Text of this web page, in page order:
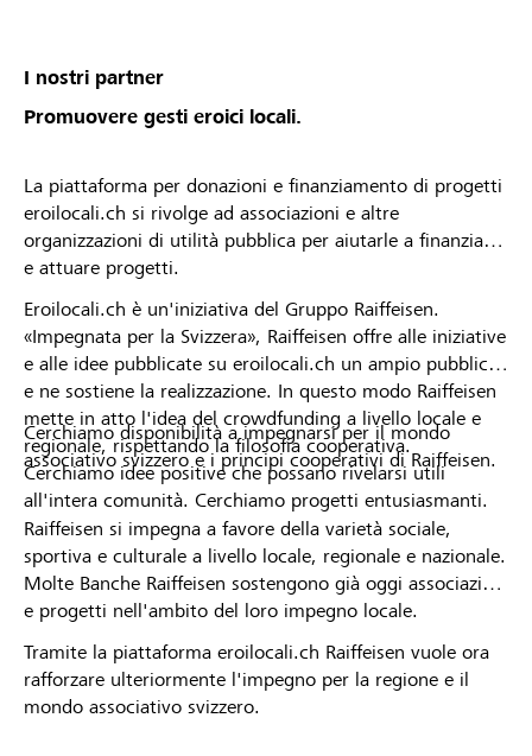
I nostri partner
Promuovere gesti eroici locali.
La piattaforma per donazioni e finanziamento di progetti
eroilocali.ch si rivolge ad associazioni e altre
organizzazioni di utilità pubblica per aiutarle a finanziare
e attuare progetti.
Eroilocali.ch è un'iniziativa del Gruppo Raiffeisen.
«Impegnata per la Svizzera», Raiffeisen offre alle iniziative
e alle idee pubblicate su eroilocali.ch un ampio pubblico
e ne sostiene la realizzazione. In questo modo Raiffeisen
mette in atto l'idea del crowdfunding a livello locale e
regionale, rispettando la filosofia cooperativa.
Cerchiamo idee positive che possano rivelarsi utili
all'intera comunità. Cerchiamo progetti entusiasmanti.
Cerchiamo disponibilità a impegnarsi per il mondo
associativo svizzero e i principi cooperativi di Raiffeisen.
Raiffeisen si impegna a favore della varietà sociale,
sportiva e culturale a livello locale, regionale e nazionale.
Molte Banche Raiffeisen sostengono già oggi associazioni
e progetti nell'ambito del loro impegno locale.
Tramite la piattaforma eroilocali.ch Raiffeisen vuole ora
rafforzare ulteriormente l'impegno per la regione e il
mondo associativo svizzero.